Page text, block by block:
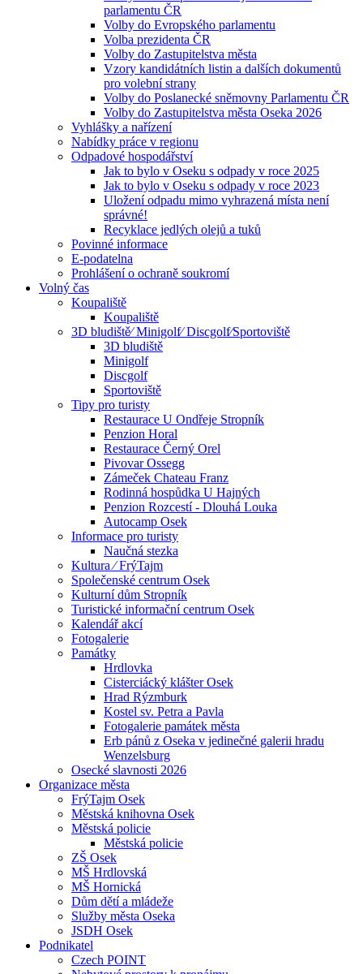
parlamentu ČR
Volby do Evropského parlamentu
Volba prezidenta ČR
Volby do Zastupitelstva města
Vzory kandidátních listin a dalších dokumentů
pro volební strany
Volby do Poslanecké sněmovny Parlamentu ČR
Volby do Zastupitelstva města Oseka 2026
Vyhlášky a nařízení
Nabídky práce v regionu
Odpadové hospodářství
Jak to bylo v Oseku s odpady v roce 2025
Jak to bylo v Oseku s odpady v roce 2023
Uložení odpadu mimo vyhrazená místa není
správné!
Recyklace jedlých olejů a tuků
Povinné informace
E-podatelna
Prohlášení o ochraně soukromí
Volný čas
Koupaliště
Koupaliště
3D bludiště⁄ Minigolf⁄ Discgolf⁄Sportoviště
3D bludiště
Minigolf
Discgolf
Sportoviště
Tipy pro turisty
Restaurace U Ondřeje Stropník
Penzion Horal
Restaurace Černý Orel
Pivovar Ossegg
Zámeček Chateau Franz
Rodinná hospůdka U Hajných
Penzion Rozcestí - Dlouhá Louka
Autocamp Osek
Informace pro turisty
Naučná stezka
Kultura ⁄ FrýTajm
Společenské centrum Osek
Kulturní dům Stropník
Turistické informační centrum Osek
Kalendář akcí
Fotogalerie
Památky
Hrdlovka
Cisterciácký klášter Osek
Hrad Rýzmburk
Kostel sv. Petra a Pavla
Fotogalerie památek města
Erb pánů z Oseka v jedinečné galerii hradu
Wenzelsburg
Osecké slavnosti 2026
Organizace města
FrýTajm Osek
Městská knihovna Osek
Městská policie
Městská policie
ZŠ Osek
MŠ Hrdlovská
MŠ Hornická
Dům dětí a mládeže
Služby města Oseka
JSDH Osek
Podnikatel
Czech POINT